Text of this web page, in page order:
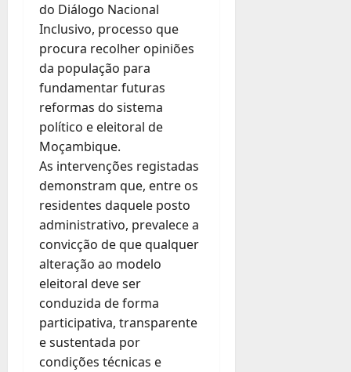
do Diálogo Nacional
Inclusivo, processo que
procura recolher opiniões
da população para
fundamentar futuras
reformas do sistema
político e eleitoral de
Moçambique.
As intervenções registadas
demonstram que, entre os
residentes daquele posto
administrativo, prevalece a
convicção de que qualquer
alteração ao modelo
eleitoral deve ser
conduzida de forma
participativa, transparente
e sustentada por
condições técnicas e